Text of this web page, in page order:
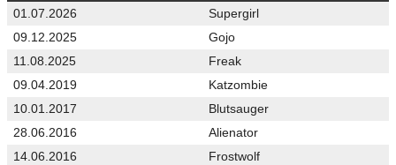
01.07.2026
Supergirl
09.12.2025
Gojo
11.08.2025
Freak
09.04.2019
Katzombie
10.01.2017
Blutsauger
28.06.2016
Alienator
14.06.2016
Frostwolf